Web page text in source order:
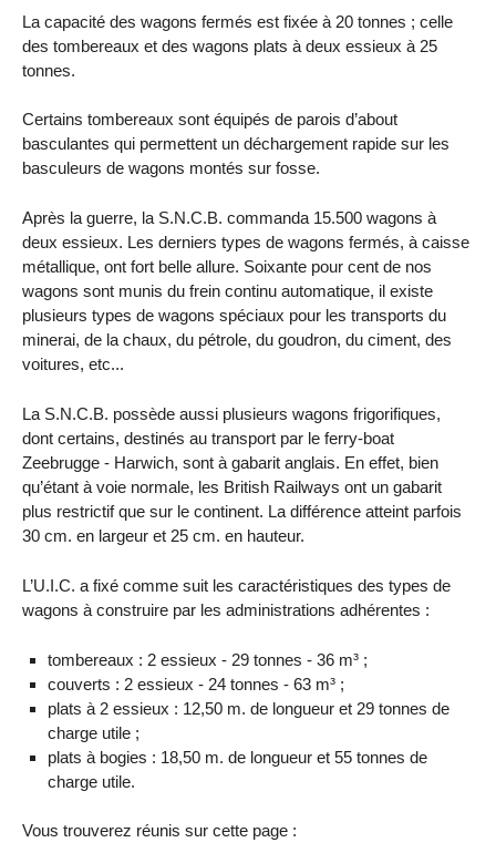
La capacité des wagons fermés est fixée à 20 tonnes ; celle
des tombereaux et des wagons plats à deux essieux à 25
tonnes.
Certains tombereaux sont équipés de parois d’about
basculantes qui permettent un déchargement rapide sur les
basculeurs de wagons montés sur fosse.
Après la guerre, la S.N.C.B. commanda 15.500 wagons à
deux essieux. Les derniers types de wagons fermés, à caisse
métallique, ont fort belle allure. Soixante pour cent de nos
wagons sont munis du frein continu automatique, il existe
plusieurs types de wagons spéciaux pour les transports du
minerai, de la chaux, du pétrole, du goudron, du ciment, des
voitures, etc...
La S.N.C.B. possède aussi plusieurs wagons frigorifiques,
dont certains, destinés au transport par le ferry-boat
Zeebrugge - Harwich, sont à gabarit anglais. En effet, bien
qu’étant à voie normale, les British Railways ont un gabarit
plus restrictif que sur le continent. La différence atteint parfois
30 cm. en largeur et 25 cm. en hauteur.
L’U.I.C. a fixé comme suit les caractéristiques des types de
wagons à construire par les administrations adhérentes :
tombereaux : 2 essieux - 29 tonnes - 36 m³ ;
couverts : 2 essieux - 24 tonnes - 63 m³ ;
plats à 2 essieux : 12,50 m. de longueur et 29 tonnes de
charge utile ;
plats à bogies : 18,50 m. de longueur et 55 tonnes de
charge utile.
Vous trouverez réunis sur cette page :